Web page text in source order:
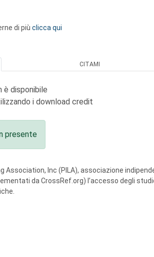
di più clicca qui
CITAMI
è disponibile
i download credit
presente
Association, Inc (PILA), associazione
da CrossRef.org) l’accesso degli